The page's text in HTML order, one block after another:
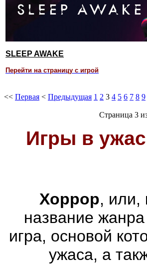
SLEEP AWAKE
Перейти на страницу с игрой
<< Первая < Предыдущая 1 2 3 4 5 6 7 8 9
Страница 3
Игры в
Хоррор, или,
название
игра, основой
ужаса, а